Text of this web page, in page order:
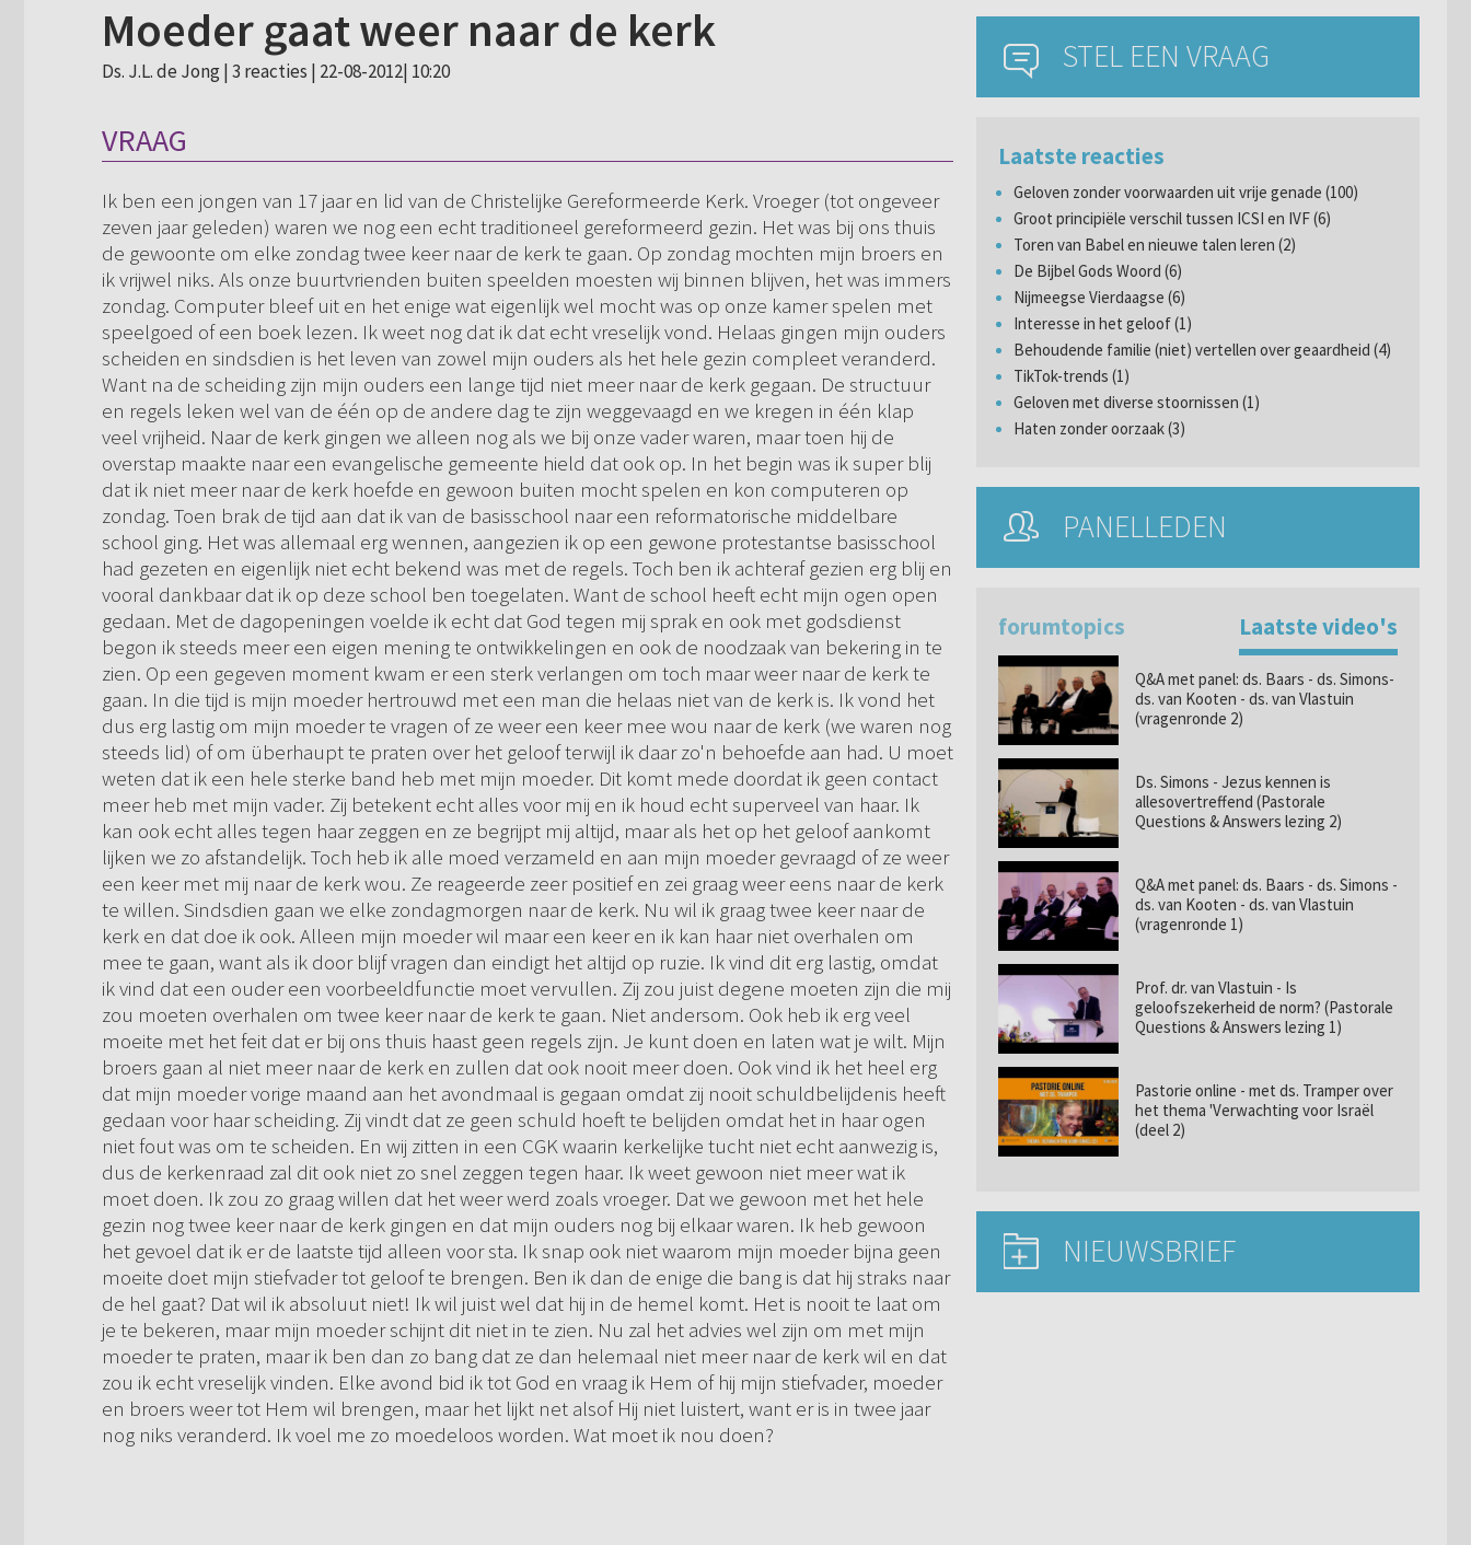
Moeder gaat weer naar de kerk
Ds. J.L. de Jong | 3 reacties | 22-08-2012| 10:20
VRAAG
Ik ben een jongen van 17 jaar en lid van de Christelijke Gereformeerde Kerk. Vroeger (tot ongeveer
zeven jaar geleden) waren we nog een echt traditioneel gereformeerd gezin. Het was bij ons thuis
de gewoonte om elke zondag twee keer naar de kerk te gaan. Op zondag mochten mijn broers en
ik vrijwel niks. Als onze buurtvrienden buiten speelden moesten wij binnen blijven, het was immers
zondag. Computer bleef uit en het enige wat eigenlijk wel mocht was op onze kamer spelen met
speelgoed of een boek lezen. Ik weet nog dat ik dat echt vreselijk vond. Helaas gingen mijn ouders
scheiden en sindsdien is het leven van zowel mijn ouders als het hele gezin compleet veranderd.
Want na de scheiding zijn mijn ouders een lange tijd niet meer naar de kerk gegaan. De structuur
en regels leken wel van de één op de andere dag te zijn weggevaagd en we kregen in één klap
veel vrijheid. Naar de kerk gingen we alleen nog als we bij onze vader waren, maar toen hij de
overstap maakte naar een evangelische gemeente hield dat ook op. In het begin was ik super blij
dat ik niet meer naar de kerk hoefde en gewoon buiten mocht spelen en kon computeren op
zondag. Toen brak de tijd aan dat ik van de basisschool naar een reformatorische middelbare
school ging. Het was allemaal erg wennen, aangezien ik op een gewone protestantse basisschool
had gezeten en eigenlijk niet echt bekend was met de regels. Toch ben ik achteraf gezien erg blij en
vooral dankbaar dat ik op deze school ben toegelaten. Want de school heeft echt mijn ogen open
gedaan. Met de dagopeningen voelde ik echt dat God tegen mij sprak en ook met godsdienst
begon ik steeds meer een eigen mening te ontwikkelingen en ook de noodzaak van bekering in te
zien. Op een gegeven moment kwam er een sterk verlangen om toch maar weer naar de kerk te
gaan. In die tijd is mijn moeder hertrouwd met een man die helaas niet van de kerk is. Ik vond het
dus erg lastig om mijn moeder te vragen of ze weer een keer mee wou naar de kerk (we waren nog
steeds lid) of om überhaupt te praten over het geloof terwijl ik daar zo'n behoefde aan had. U moet
weten dat ik een hele sterke band heb met mijn moeder. Dit komt mede doordat ik geen contact
meer heb met mijn vader. Zij betekent echt alles voor mij en ik houd echt superveel van haar. Ik
kan ook echt alles tegen haar zeggen en ze begrijpt mij altijd, maar als het op het geloof aankomt
lijken we zo afstandelijk. Toch heb ik alle moed verzameld en aan mijn moeder gevraagd of ze weer
een keer met mij naar de kerk wou. Ze reageerde zeer positief en zei graag weer eens naar de kerk
te willen. Sindsdien gaan we elke zondagmorgen naar de kerk. Nu wil ik graag twee keer naar de
kerk en dat doe ik ook. Alleen mijn moeder wil maar een keer en ik kan haar niet overhalen om
mee te gaan, want als ik door blijf vragen dan eindigt het altijd op ruzie. Ik vind dit erg lastig, omdat
ik vind dat een ouder een voorbeeldfunctie moet vervullen. Zij zou juist degene moeten zijn die mij
zou moeten overhalen om twee keer naar de kerk te gaan. Niet andersom. Ook heb ik erg veel
moeite met het feit dat er bij ons thuis haast geen regels zijn. Je kunt doen en laten wat je wilt. Mijn
broers gaan al niet meer naar de kerk en zullen dat ook nooit meer doen. Ook vind ik het heel erg
dat mijn moeder vorige maand aan het avondmaal is gegaan omdat zij nooit schuldbelijdenis heeft
gedaan voor haar scheiding. Zij vindt dat ze geen schuld hoeft te belijden omdat het in haar ogen
niet fout was om te scheiden. En wij zitten in een CGK waarin kerkelijke tucht niet echt aanwezig is,
dus de kerkenraad zal dit ook niet zo snel zeggen tegen haar. Ik weet gewoon niet meer wat ik
moet doen. Ik zou zo graag willen dat het weer werd zoals vroeger. Dat we gewoon met het hele
gezin nog twee keer naar de kerk gingen en dat mijn ouders nog bij elkaar waren. Ik heb gewoon
het gevoel dat ik er de laatste tijd alleen voor sta. Ik snap ook niet waarom mijn moeder bijna geen
moeite doet mijn stiefvader tot geloof te brengen. Ben ik dan de enige die bang is dat hij straks naar
de hel gaat? Dat wil ik absoluut niet! Ik wil juist wel dat hij in de hemel komt. Het is nooit te laat om
je te bekeren, maar mijn moeder schijnt dit niet in te zien. Nu zal het advies wel zijn om met mijn
moeder te praten, maar ik ben dan zo bang dat ze dan helemaal niet meer naar de kerk wil en dat
zou ik echt vreselijk vinden. Elke avond bid ik tot God en vraag ik Hem of hij mijn stiefvader, moeder
en broers weer tot Hem wil brengen, maar het lijkt net alsof Hij niet luistert, want er is in twee jaar
nog niks veranderd. Ik voel me zo moedeloos worden. Wat moet ik nou doen?
STEL EEN VRAAG
Laatste reacties
Geloven zonder voorwaarden uit vrije genade (100)
Groot principiële verschil tussen ICSI en IVF (6)
Toren van Babel en nieuwe talen leren (2)
De Bijbel Gods Woord (6)
Nijmeegse Vierdaagse (6)
Interesse in het geloof (1)
Behoudende familie (niet) vertellen over geaardheid (4)
TikTok-trends (1)
Geloven met diverse stoornissen (1)
Haten zonder oorzaak (3)
PANELLEDEN
forumtopics Laatste video's
Q&A met panel: ds. Baars - ds. Simons-
ds. van Kooten - ds. van Vlastuin
(vragenronde 2)
Ds. Simons - Jezus kennen is
allesovertreffend (Pastorale
Questions & Answers lezing 2)
Q&A met panel: ds. Baars - ds. Simons -
ds. van Kooten - ds. van Vlastuin
(vragenronde 1)
Prof. dr. van Vlastuin - Is
geloofszekerheid de norm? (Pastorale
Questions & Answers lezing 1)
Pastorie online - met ds. Tramper over
het thema 'Verwachting voor Israël
(deel 2)
NIEUWSBRIEF